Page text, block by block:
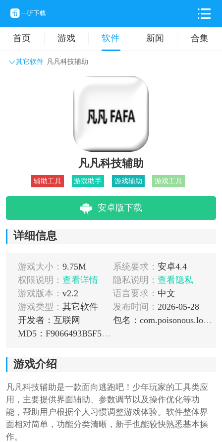
首页 游戏 软件 新闻 合集
其它软件 凡凡科技辅助
旅游出行
凡凡科技辅助
辅助工具 游戏助手 游戏辅助 游戏工具
安卓版下载
详细信息
游戏大小： 9.75M 系统要求： 安卓4.4
权限说明： 查看详情 隐私说明： 查看隐私
游戏版本： v2.2 语言要求： 中文
游戏类型： 其它软件 发布时间： 2026-05-28
开发者：互联网
包名：com.poisonous.lovely.evenly
MD5：F9066493B5F5BD1007797BEFEFBEB0EC
游戏介绍
凡凡科技辅助是一款面向逃跑吧！少年玩家的工具类应
用，主要提供界面辅助、参数调节以及操作优化等功
能，帮助用户根据个人习惯调整游戏体验。软件整体界
面相对简单，功能分类清晰，新手也能较快熟悉基本操
作。